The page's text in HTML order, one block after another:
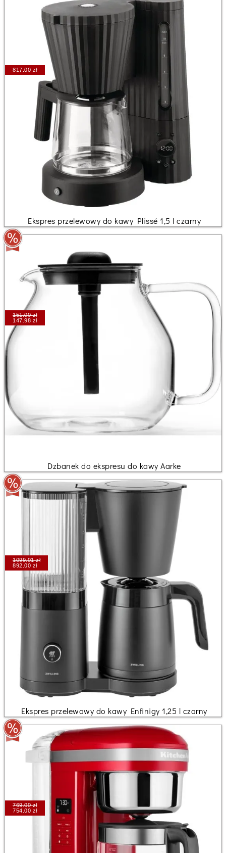
817.00 zł
Ekspres przelewowy do kawy Plissé 1,5 l czarny
151.00 zł
147.98 zł
Dzbanek do ekspresu do kawy Aarke
1099.01 zł
892.00 zł
Ekspres przelewowy do kawy Enfinigy 1,25 l czarny
769.00 zł
754.00 zł